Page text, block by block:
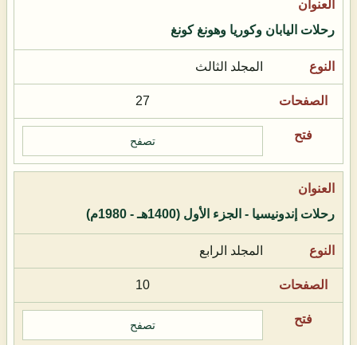
رحلات اليابان وكوريا وهونغ كونغ
المجلد الثالث
27
تصفح
رحلات إندونيسيا - الجزء الأول (1400هـ - 1980م)
المجلد الرابع
10
تصفح